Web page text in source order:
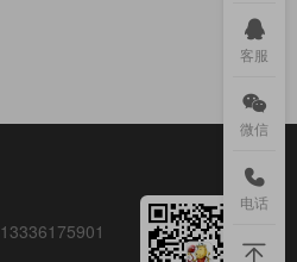
13336175901
客服
微信
电话